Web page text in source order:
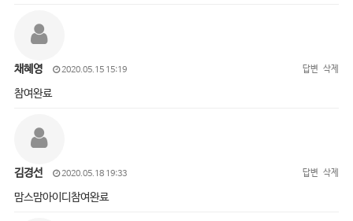
채혜영 2020.05.15 15:19 답변 삭제
참여완료
김경선 2020.05.18 19:33 답변 삭제
맘스맘아이디참여완료